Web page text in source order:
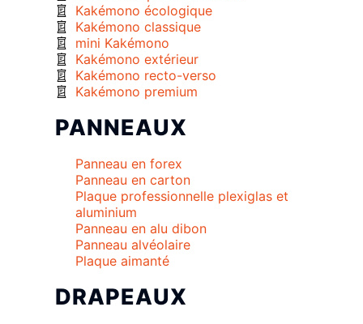
Kakémono écologique
Kakémono classique
mini Kakémono
Kakémono extérieur
Kakémono recto-verso
Kakémono premium
PANNEAUX
Panneau en forex
Panneau en carton
Plaque professionnelle plexiglas et
aluminium
Panneau en alu dibon
Panneau alvéolaire
Plaque aimanté
DRAPEAUX